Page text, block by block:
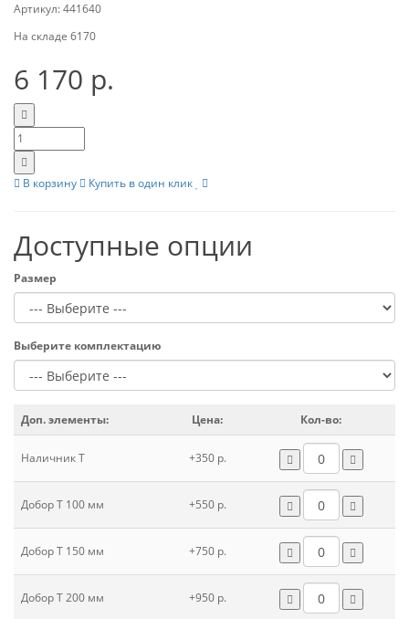
Артикул:441640
На складе 6170
6 170 р.
В корзину Купить в один клик
Доступные опции
Размер
Выберите комплектацию
Доп. элементы: Цена: Кол-во:
Наличник Т +350 р.
Добор Т 100 мм +550 р.
Добор Т 150 мм +750 р.
Добор Т 200 мм +950 р.